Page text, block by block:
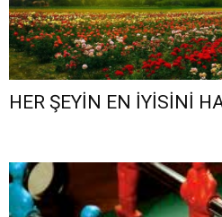
HER ŞEYİN EN İYİSİNİ